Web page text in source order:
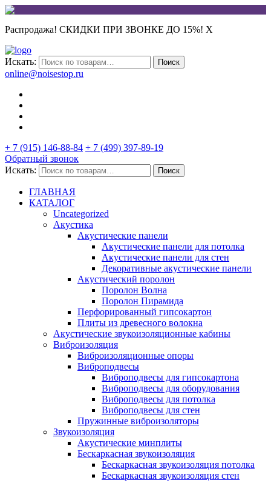
Распродажа! СКИДКИ ПРИ ЗВОНКЕ ДО 15%! X
Искать: Поиск
online@noisestop.ru
+ 7 (915) 146-88-84 + 7 (499) 397-89-19
Обратный звонок
Искать:
Поиск
ГЛАВНАЯ
КАТАЛОГ
Uncategorized
Акустика
Акустические панели
Акустические панели для потолка
Акустические панели для стен
Декоративные акустические панели
Акустический поролон
Поролон Волна
Поролон Пирамида
Перфорированный гипсокартон
Плиты из древесного волокна
Акустические звукоизоляционные кабины
Виброизоляция
Виброизоляционные опоры
Виброподвесы
Виброподвесы для гипсокартона
Виброподвесы для оборудования
Виброподвесы для потолка
Виброподвесы для стен
Пружинные виброизоляторы
Звукоизоляция
Акустические минплиты
Бескаркасная звукоизоляция
Бескаркасная звукоизоляция потолка
Бескаркасная звукоизоляция стен